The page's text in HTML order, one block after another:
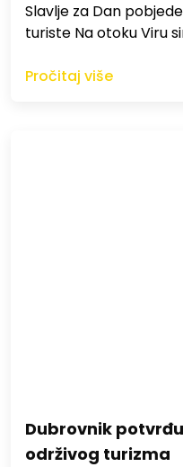
Slavlje za Dan
turiste Na otoku Viru
Pročitaj više
Dubrovnik
održivog turizma